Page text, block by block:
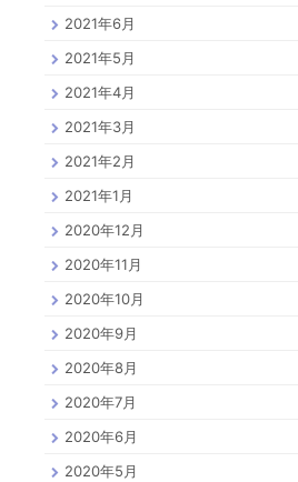
2021年6月
2021年5月
2021年4月
2021年3月
2021年2月
2021年1月
2020年12月
2020年11月
2020年10月
2020年9月
2020年8月
2020年7月
2020年6月
2020年5月